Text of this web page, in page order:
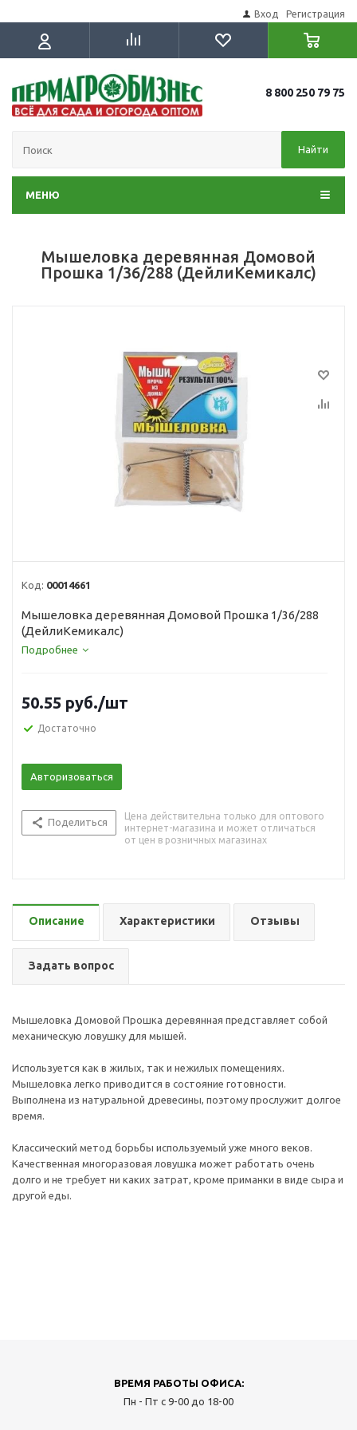
Вход Регистрация
8 800 250 79 75
Найти
МЕНЮ
Мышеловка деревянная Домовой
Прошка 1/36/288 (ДейлиКемикалс)
Код: 00014661
Мышеловка деревянная Домовой Прошка 1/36/288
(ДейлиКемикалс)
Подробнее
50.55 руб./шт
Достаточно
Авторизоваться
Поделиться
Цена действительна только для оптового
интернет-магазина и может отличаться
от цен в розничных магазинах
Описание Характеристики Отзывы
Задать вопрос
Мышеловка Домовой Прошка деревянная представляет собой
механическую ловушку для мышей.
Используется как в жилых, так и нежилых помещениях.
Мышеловка легко приводится в состояние готовности.
Выполнена из натуральной древесины, поэтому прослужит долгое
время.
Классический метод борьбы используемый уже много веков.
Качественная многоразовая ловушка может работать очень
долго и не требует ни каких затрат, кроме приманки в виде сыра и
другой еды.
ВРЕМЯ РАБОТЫ ОФИСА:
Пн - Пт с 9-00 до 18-00